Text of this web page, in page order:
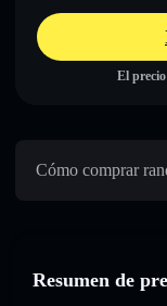
El
Cómo comprar
Resumen de